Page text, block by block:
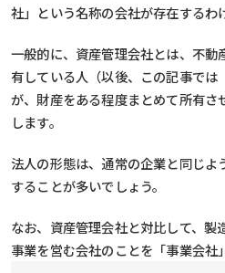
社」という名称の会社が存在するわ
一般的に、資産管理会社とは、不
有している人（以後、この記事では
が、財産をある程度まとめて所有
します。
法人の形態は、通常の企業と同じ
することが多いでしょう。
なお、資産管理会社と対比して、製
事業を営む会社のことを「事業会社